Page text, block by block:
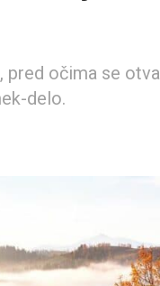
pred očima se
delo.